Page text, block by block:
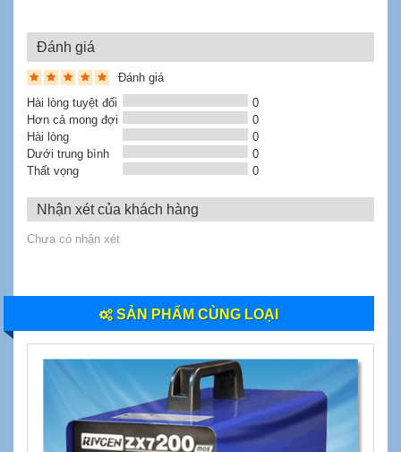
Đánh giá
Đánh giá
Hài lòng tuyệt đối
0
Hơn cả mong đợi
0
Hài lòng
0
Dưới trung bình
0
Thất vọng
0
Nhận xét của khách hàng
Chưa có nhận xét
SẢN PHẨM CÙNG LOẠI